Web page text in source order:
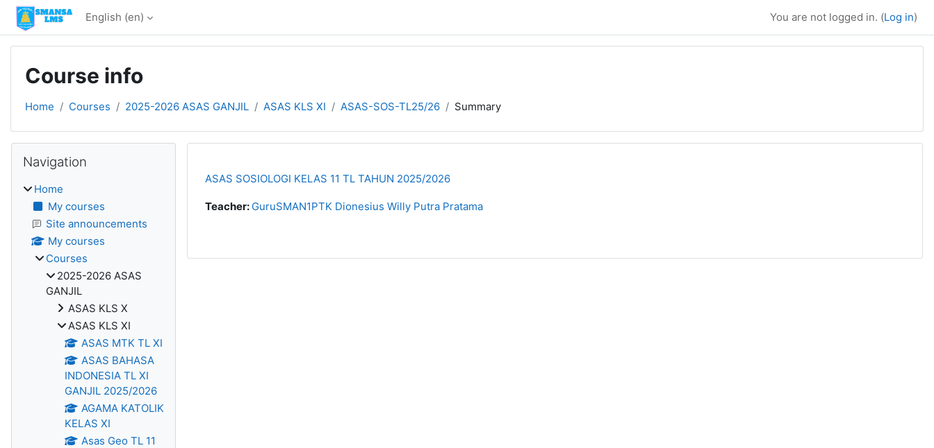
Skip to main content
English ‎(en)‎ You are not logged in. (Log in)
Course info
Home Courses 2025-2026 ASAS GANJIL ASAS KLS XI ASAS-SOS-TL25/26 Summary
ASAS SOSIOLOGI KELAS 11 TL TAHUN 2025/2026
Teacher: GuruSMAN1PTK Dionesius Willy Putra Pratama
Blocks
Navigation
Home
My courses
Site announcements
My courses
Courses
2025-2026 ASAS
GANJIL
ASAS KLS X
ASAS KLS XI
ASAS MTK TL XI
ASAS BAHASA
INDONESIA TL XI
GANJIL 2025/2026
AGAMA KATOLIK
KELAS XI
Asas Geo TL 11